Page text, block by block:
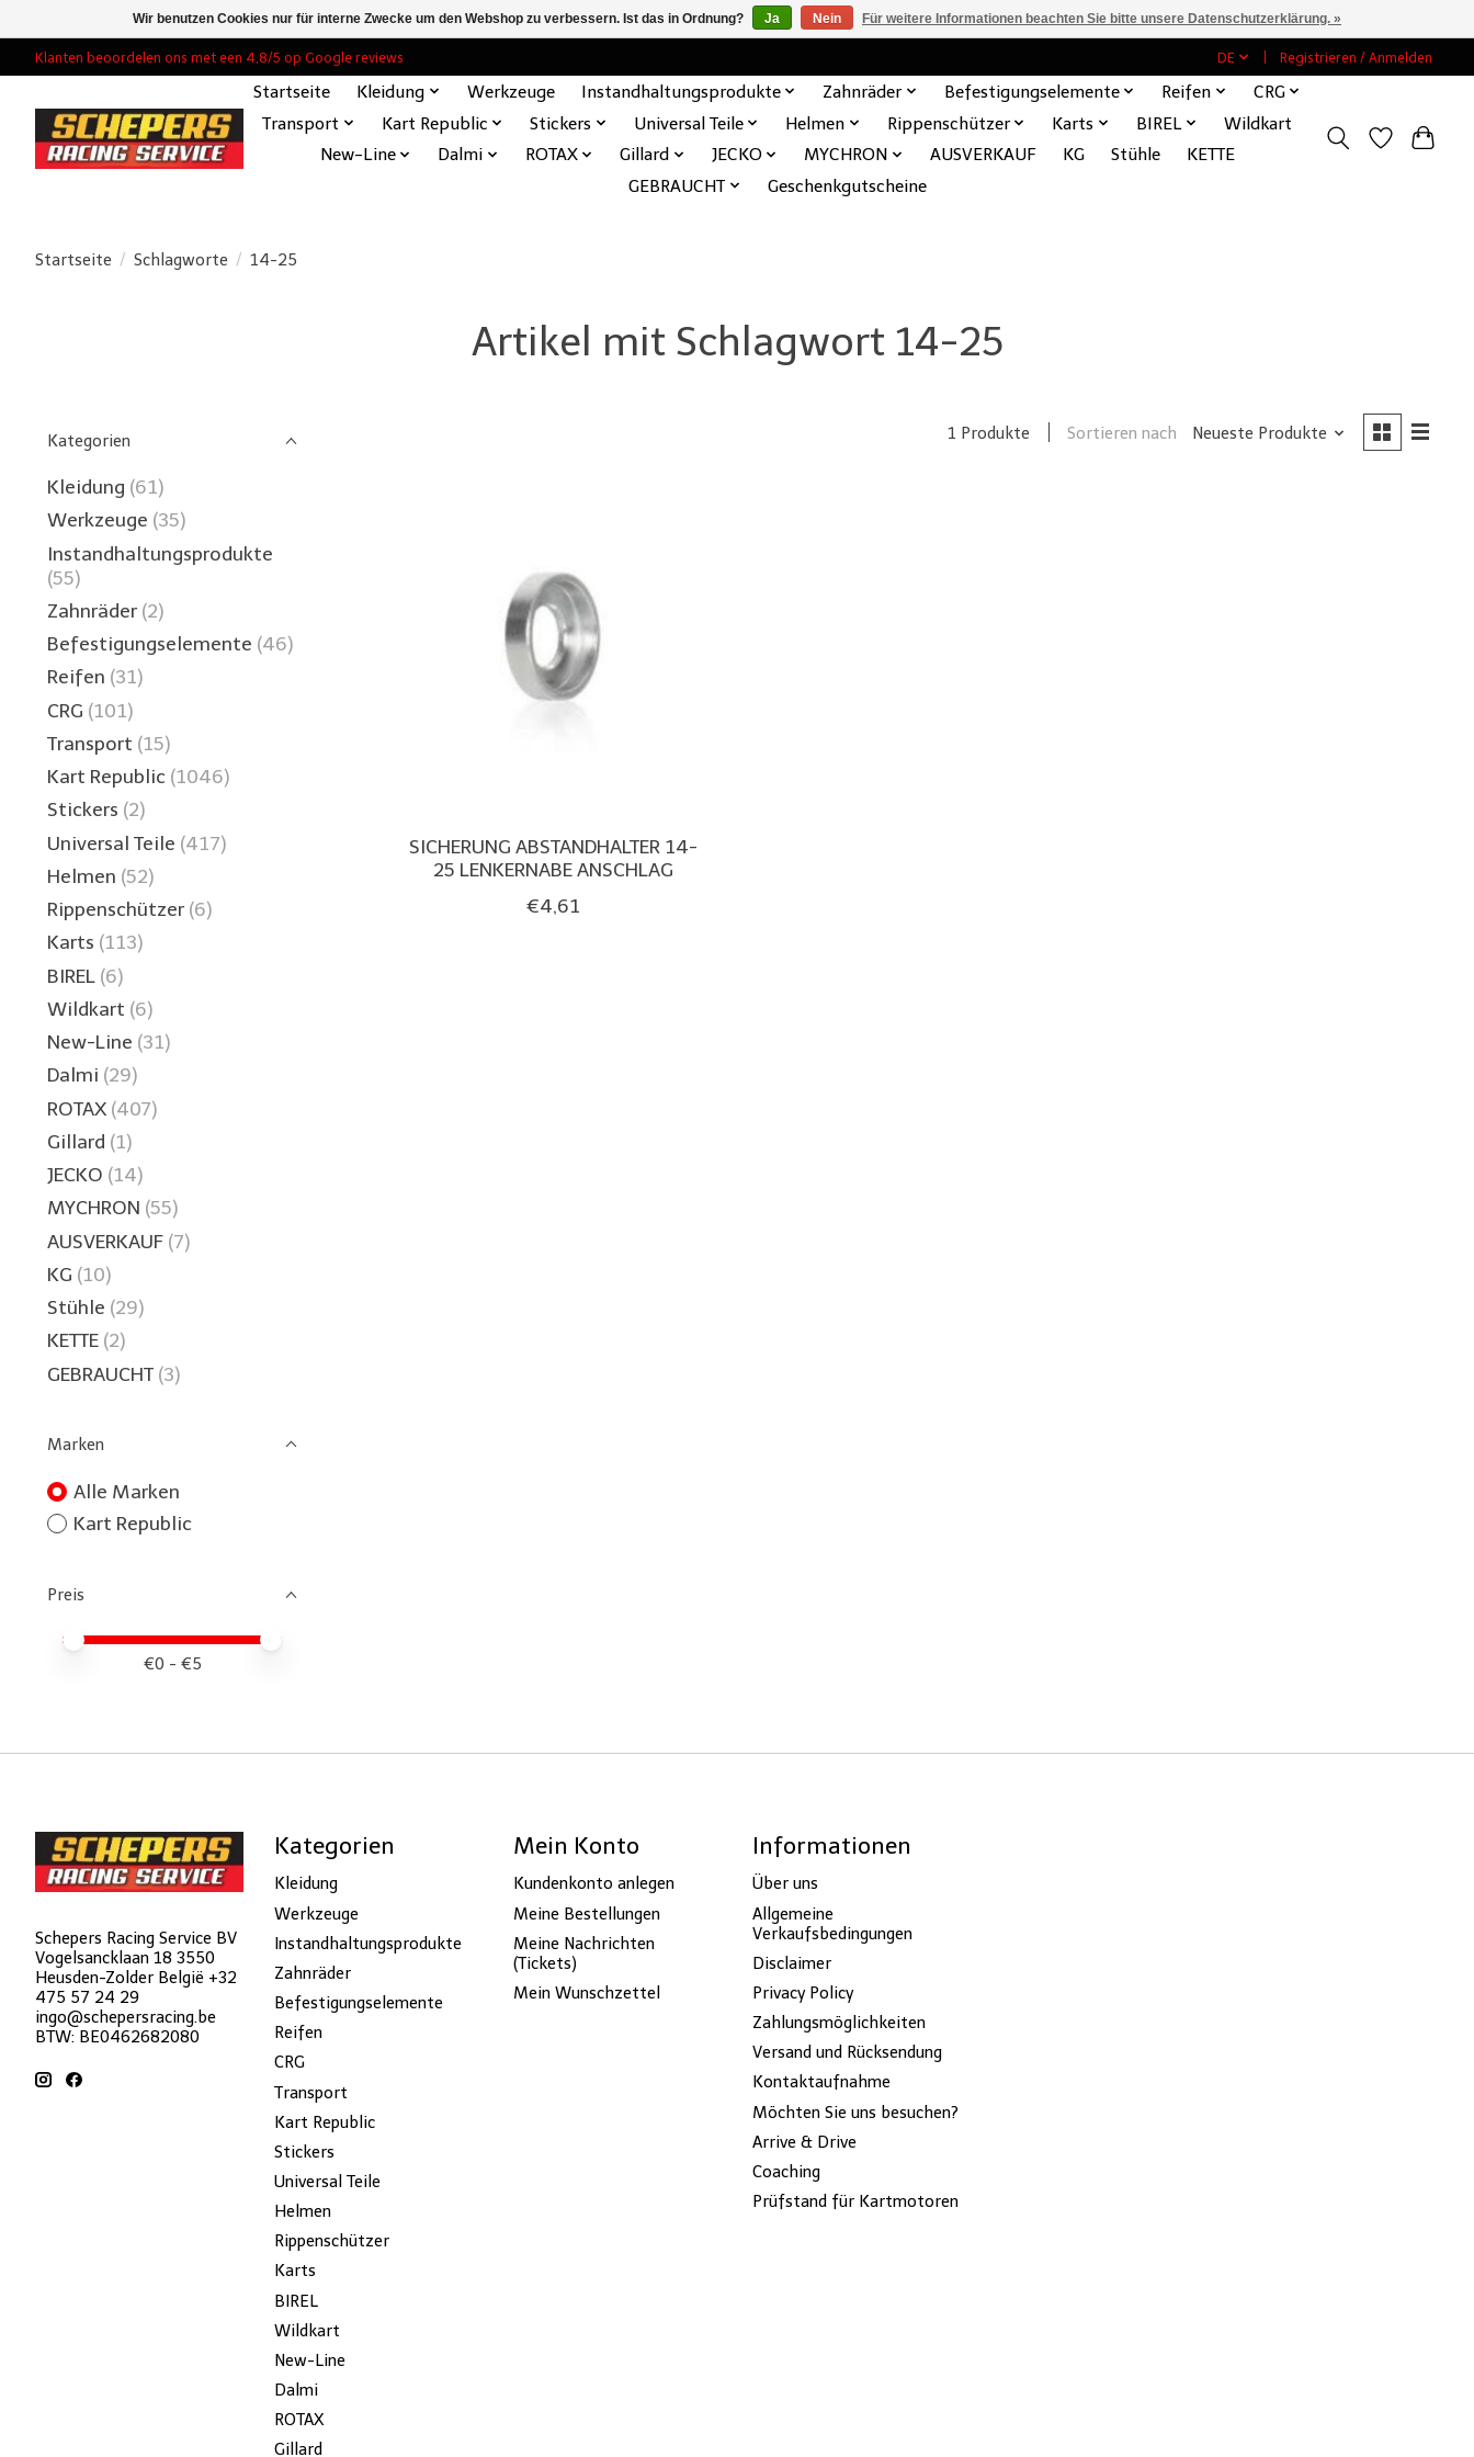
Klanten beoordelen ons met een 4,8/5 op Google reviews DE Registrieren / Anmelden
Startseite Kleidung Werkzeuge Instandhaltungsprodukte Zahnräder Befestigungselemente Reifen
CRG
Transport
Kart Republic Stickers Universal Teile Helmen Rippenschützer Karts BIREL
Wildkart
New-Line
Dalmi ROTAX Gillard JECKO MYCHRON AUSVERKAUF KG Stühle
KETTE
GEBRAUCHT
Geschenkgutscheine
Startseite / Schlagworte / 14-25
Artikel mit Schlagwort 14-25
Kategorien
Kleidung (61)
Werkzeuge (35)
Instandhaltungsprodukte
(55)
Zahnräder (2)
Befestigungselemente (46)
Reifen (31)
CRG (101)
Transport (15)
Kart Republic (1046)
Stickers (2)
Universal Teile (417)
Helmen (52)
Rippenschützer (6)
Karts (113)
BIREL (6)
Wildkart (6)
New-Line (31)
Dalmi (29)
ROTAX (407)
Gillard (1)
JECKO (14)
MYCHRON (55)
AUSVERKAUF (7)
KG (10)
Stühle (29)
KETTE (2)
GEBRAUCHT (3)
Marken
Alle Marken
Kart Republic
Preis
Preis – Mindestwert
Price maximum value
€0 - €5
1 Produkte Sortieren nach Neueste Produkte
SICHERUNG ABSTANDHALTER 14-
25 LENKERNABE ANSCHLAG
€4,61
Schepers Racing Service BV
Vogelsancklaan 18 3550
Heusden-Zolder België +32
475 57 24 29
ingo@schepersracing.be
BTW: BE0462682080
Kategorien
Kleidung
Werkzeuge
Instandhaltungsprodukte
Zahnräder
Befestigungselemente
Reifen
CRG
Transport
Kart Republic
Stickers
Universal Teile
Helmen
Rippenschützer
Karts
BIREL
Wildkart
New-Line
Dalmi
ROTAX
Gillard
Mein Konto
Kundenkonto anlegen
Meine Bestellungen
Meine Nachrichten
(Tickets)
Mein Wunschzettel
Informationen
Über uns
Allgemeine
Verkaufsbedingungen
Disclaimer
Privacy Policy
Zahlungsmöglichkeiten
Versand und Rücksendung
Kontaktaufnahme
Möchten Sie uns besuchen?
Arrive & Drive
Coaching
Prüfstand für Kartmotoren
Wir benutzen Cookies nur für interne Zwecke um den Webshop zu verbessern. Ist das in Ordnung? Ja Nein Für weitere Informationen beachten Sie bitte unsere Datenschutzerklärung. »